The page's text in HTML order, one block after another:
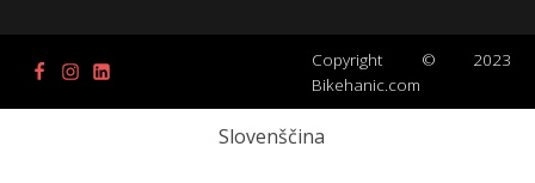
Copyright © 2023
Bikehanic.com
Slovenščina